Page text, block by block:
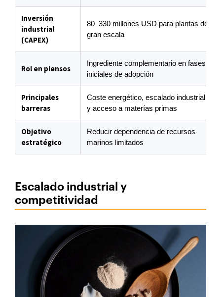
Inversión
industrial
(CAPEX)
80–330 millones USD para plantas de
gran escala
Rol en piensos
Ingrediente complementario en fases
iniciales de adopción
Principales
barreras
Coste energético, escalado industrial
y acceso a materías primas
Objetivo
estratégico
Reducir dependencia de recursos
marinos limitados
Escalado industrial y
competitividad